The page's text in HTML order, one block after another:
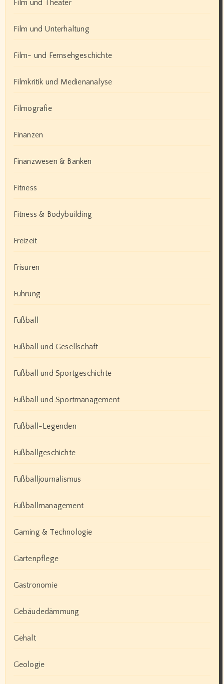
Film und Theater
Film und Unterhaltung
Film- und Fernsehgeschichte
Filmkritik und Medienanalyse
Filmografie
Finanzen
Finanzwesen & Banken
Fitness
Fitness & Bodybuilding
Freizeit
Frisuren
Führung
Fußball
Fußball und Gesellschaft
Fußball und Sportgeschichte
Fußball und Sportmanagement
Fußball-Legenden
Fußballgeschichte
Fußballjournalismus
Fußballmanagement
Gaming & Technologie
Gartenpflege
Gastronomie
Gebäudedämmung
Gehalt
Geologie